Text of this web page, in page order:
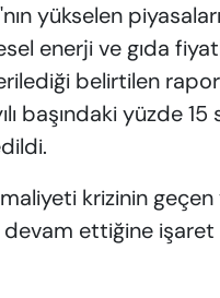
yükselen
enerji ve gıda
belirtilen
başındaki yüzde
krizinin geçen
ettiğine işaret